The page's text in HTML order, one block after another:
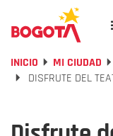
INICIO MI CIUDAD
DISFRUTE DEL